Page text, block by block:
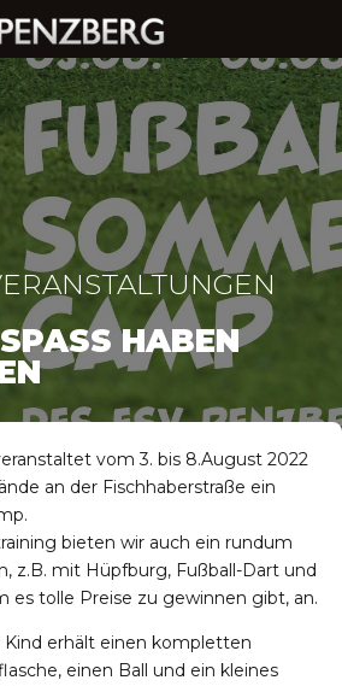
HABEN U
vom 3. bis 8.August 2022
an der Fischhaberstraße ein
bieten wir auch ein rundum
z.B. mit Hüpfburg, Fußball-Dart und
es tolle Preise zu gewinnen gibt, an.
erhält einen kompletten
einen Ball und ein kleines